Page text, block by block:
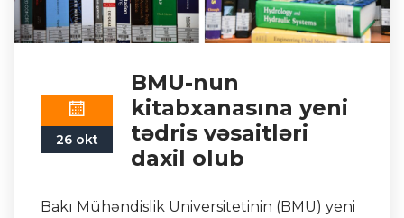
26 okt
BMU-nun
kitabxanasına yeni
tədris vəsaitləri
daxil olub
Bakı Mühəndislik Universitetinin (BMU) yeni